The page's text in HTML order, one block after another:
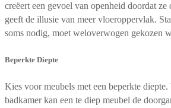
creëert een gevoel van openheid doordat
geeft de illusie van meer vloeroppervlak.
soms nodig, moet weloverwogen gekozen
Beperkte Diepte
Kies voor meubels met een beperkte
badkamer kan een te diep meubel de